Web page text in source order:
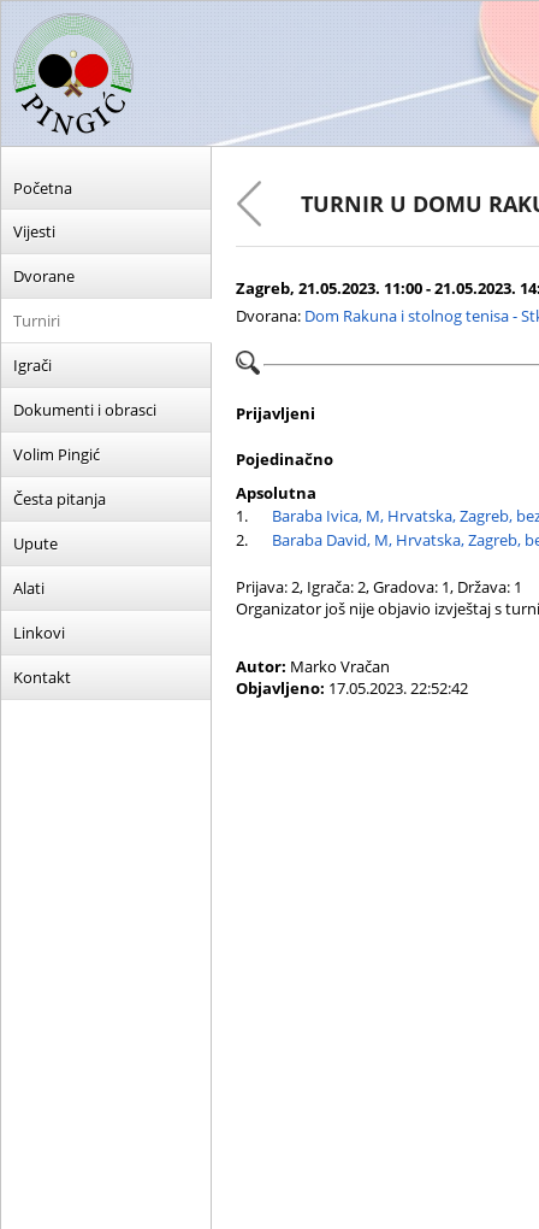
Početna
Vijesti
Dvorane
Turniri
Igrači
Dokumenti i obrasci
Volim Pingić
Česta pitanja
Upute
Alati
Linkovi
Kontakt
TURNIR U DOMU
Zagreb, 21.05.2023. 11:00 - 21.05.2023.
Dvorana: Dom Rakuna i stolnog tenisa -
Prijavljeni
Pojedinačno
Apsolutna
1.
Baraba Ivica, M, Hrvatska, Zagreb,
2.
Baraba David, M, Hrvatska, Zagreb,
Prijava: 2, Igrača: 2, Gradova: 1, Država: 1
Organizator još nije objavio izvještaj s
Autor: Marko Vračan
Objavljeno: 17.05.2023. 22:52:42